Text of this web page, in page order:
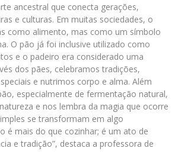
ancestral que conecta gerações,
e culturas. Em muitas sociedades, o
como alimento, mas como um símbolo
O pão já foi inclusive utilizado como
e o padeiro era considerado uma
dos pães, celebramos tradições,
e nutrimos corpo e alma. Além
especialmente de fermentação natural,
e nos lembra da magia que ocorre
se transformam em algo
é mais do que cozinhar; é um ato de
e tradição”, destaca a professora de